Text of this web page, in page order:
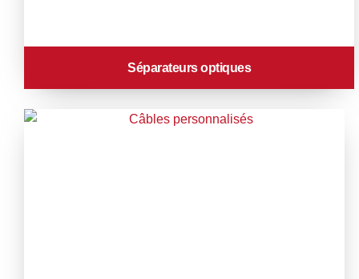
Séparateurs optiques